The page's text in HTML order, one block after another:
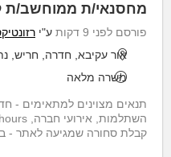
מחסנאי/ת ממוחשב/ת
פורסם לפני 9 דקות ע"י
אור עקיבא, חדרה, חריש,
משרה מלאה
תנאים מצוינים למתאימים -
קבלת סחורה שמגיעה לאתר -